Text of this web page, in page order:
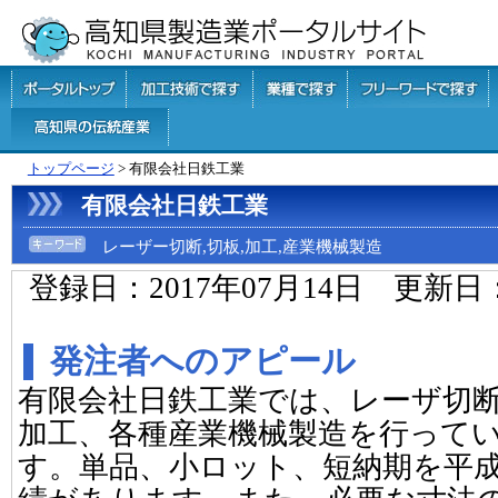
トップページ > 有限会社日鉄工業
有限会社日鉄工業
レーザー切断,切板,加工,産業機械製造
登録日：2017年07月14日 更新
発注者へのアピール
有限会社日鉄工業では、レーザ切
加工、各種産業機械製造を行って
す。単品、小ロット、短納期を平